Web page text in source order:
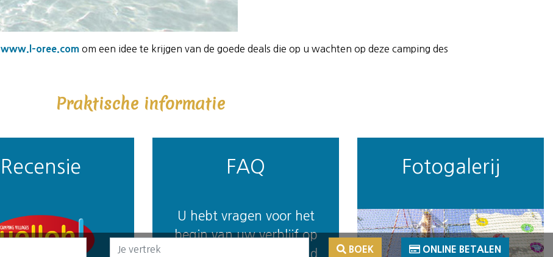
www.l-oree.com om een idee te krijgen van de goede deals die op u wachten op deze camping des
Praktische informatie
Recensie FAQ
U hebt vragen voor het
begin van uw verblijf op
Domaine de l'Orée. Vind
Fotogalerij
BOEK ONLINE BETALEN